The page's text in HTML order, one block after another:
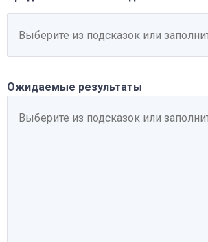
Ожидаемые результаты